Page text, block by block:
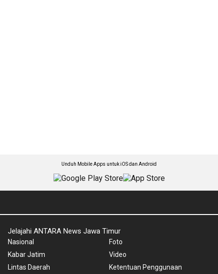
Unduh Mobile Apps untuk iOS dan Android
Jelajahi ANTARA News Jawa Timur
Nasional
Kabar Jatim
Lintas Daerah
Foto
Video
Ketentuan Penggunaan